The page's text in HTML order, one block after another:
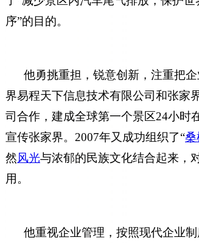
序”的目的。
他勇挑重担，锐意创新，注重把企
界易程天下信息技术有限公司和张家
司合作，建成全球第一个景区24小时
宣传张家界。2007年又成功组织了“桑
然风光与浓郁的民族文化结合起来，
用。
他重视企业管理，按照现代企业制